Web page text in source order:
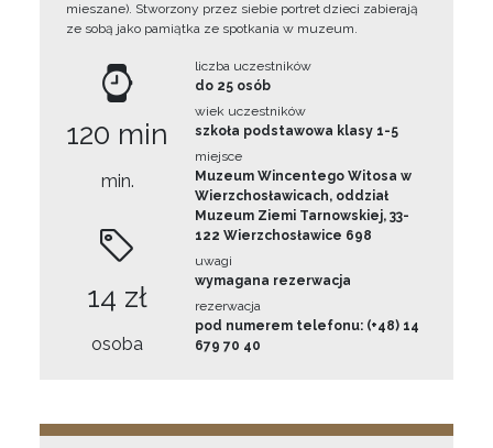
mieszane). Stworzony przez siebie portret dzieci zabierają
ze sobą jako pamiątka ze spotkania w muzeum.
120 min
min.
14 zł
osoba
liczba uczestników
do 25 osób
wiek uczestników
szkoła podstawowa klasy 1-5
miejsce
Muzeum Wincentego Witosa w
Wierzchosławicach, oddział
Muzeum Ziemi Tarnowskiej, 33-
122 Wierzchosławice 698
uwagi
wymagana rezerwacja
rezerwacja
pod numerem telefonu: (+48) 14
679 70 40